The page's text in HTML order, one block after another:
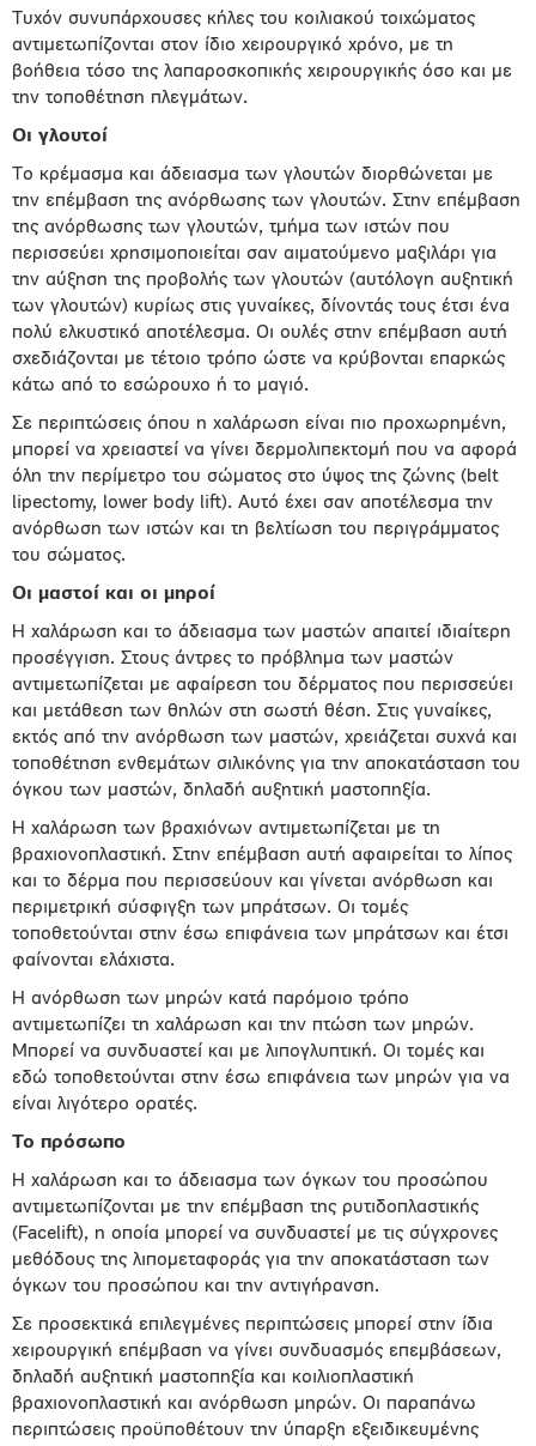
Τυχόν συνυπάρχουσες κήλες του κοιλιακού τοιχώματος
αντιμετωπίζονται στον ίδιο χειρουργικό χρόνο, με τη
βοήθεια τόσο της λαπαροσκοπικής χειρουργικής όσο και με
την τοποθέτηση πλεγμάτων.
Οι γλουτοί
Το κρέμασμα και άδειασμα των γλουτών διορθώνεται με
την επέμβαση της ανόρθωσης των γλουτών. Στην επέμβαση
της ανόρθωσης των γλουτών, τμήμα των ιστών που
περισσεύει χρησιμοποιείται σαν αιματούμενο μαξιλάρι για
την αύξηση της προβολής των γλουτών (αυτόλογη αυξητική
των γλουτών) κυρίως στις γυναίκες, δίνοντάς τους έτσι ένα
πολύ ελκυστικό αποτέλεσμα. Οι ουλές στην επέμβαση αυτή
σχεδιάζονται με τέτοιο τρόπο ώστε να κρύβονται επαρκώς
κάτω από το εσώρουχο ή το μαγιό.
Σε περιπτώσεις όπου η χαλάρωση είναι πιο προχωρημένη,
μπορεί να χρειαστεί να γίνει δερμολιπεκτομή που να αφορά
όλη την περίμετρο του σώματος στο ύψος της ζώνης (belt
lipectomy, lower body lift). Αυτό έχει σαν αποτέλεσμα την
ανόρθωση των ιστών και τη βελτίωση του περιγράμματος
του σώματος.
Οι μαστοί και οι μηροί
Η χαλάρωση και το άδειασμα των μαστών απαιτεί ιδιαίτερη
προσέγγιση. Στους άντρες το πρόβλημα των μαστών
αντιμετωπίζεται με αφαίρεση του δέρματος που περισσεύει
και μετάθεση των θηλών στη σωστή θέση. Στις γυναίκες,
εκτός από την ανόρθωση των μαστών, χρειάζεται συχνά και
τοποθέτηση ενθεμάτων σιλικόνης για την αποκατάσταση του
όγκου των μαστών, δηλαδή αυξητική μαστοπηξία.
Η χαλάρωση των βραχιόνων αντιμετωπίζεται με τη
βραχιονοπλαστική. Στην επέμβαση αυτή αφαιρείται το λίπος
και το δέρμα που περισσεύουν και γίνεται ανόρθωση και
περιμετρική σύσφιγξη των μπράτσων. Οι τομές
τοποθετούνται στην έσω επιφάνεια των μπράτσων και έτσι
φαίνονται ελάχιστα.
Η ανόρθωση των μηρών κατά παρόμοιο τρόπο
αντιμετωπίζει τη χαλάρωση και την πτώση των μηρών.
Μπορεί να συνδυαστεί και με λιπογλυπτική. Οι τομές και
εδώ τοποθετούνται στην έσω επιφάνεια των μηρών για να
είναι λιγότερο ορατές.
Το πρόσωπο
Η χαλάρωση και το άδειασμα των όγκων του προσώπου
αντιμετωπίζονται με την επέμβαση της ρυτιδοπλαστικής
(Facelift), η οποία μπορεί να συνδυαστεί με τις σύγχρονες
μεθόδους της λιπομεταφοράς για την αποκατάσταση των
όγκων του προσώπου και την αντιγήρανση.
Σε προσεκτικά επιλεγμένες περιπτώσεις μπορεί στην ίδια
χειρουργική επέμβαση να γίνει συνδυασμός επεμβάσεων,
δηλαδή αυξητική μαστοπηξία και κοιλιοπλαστική
βραχιονοπλαστική και ανόρθωση μηρών. Οι παραπάνω
περιπτώσεις προϋποθέτουν την ύπαρξη εξειδικευμένης